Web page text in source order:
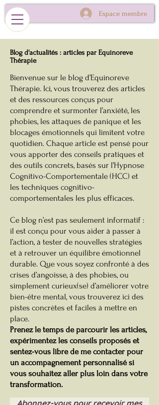
Espace membre
Blog d'actualités : articles par Equinoreve
Thérapie
Bienvenue sur le blog d’Equinoreve
Thérapie. Ici, vous trouverez des articles
et des ressources conçus pour
comprendre et surmonter l’anxiété, les
phobies, les attaques de panique et les
blocages émotionnels qui limitent votre
quotidien. Chaque article est pensé pour
vous apporter des conseils pratiques et
des outils concrets, basés sur l’Hypnose
Cognitivo-Comportementale (HCC) et
les techniques cognitivo-
comportementales les plus efficaces.
Ce blog n’est pas seulement informatif :
il est conçu pour vous aider à passer à
l’action, à tester de nouvelles stratégies
et à retrouver un équilibre émotionnel
durable. Que vous soyez confronté à des
crises d’angoisse, à des phobies, ou
simplement curieux(se) d’améliorer votre
bien-être mental, vous trouverez ici des
pistes concrètes et faciles à mettre en
place.
Prenez le temps de parcourir les articles,
expérimentez les conseils proposés et
sentez-vous libre de me contacter pour
un accompagnement personnalisé si
vous souhaitez aller plus loin dans votre
transformation.
Abonnez-vous pour recevoir mes